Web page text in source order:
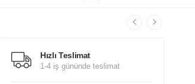
Hızlı Teslimat
1-4 iş gününde teslimat